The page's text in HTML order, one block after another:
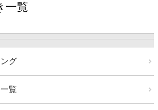
一覧
グ
覧